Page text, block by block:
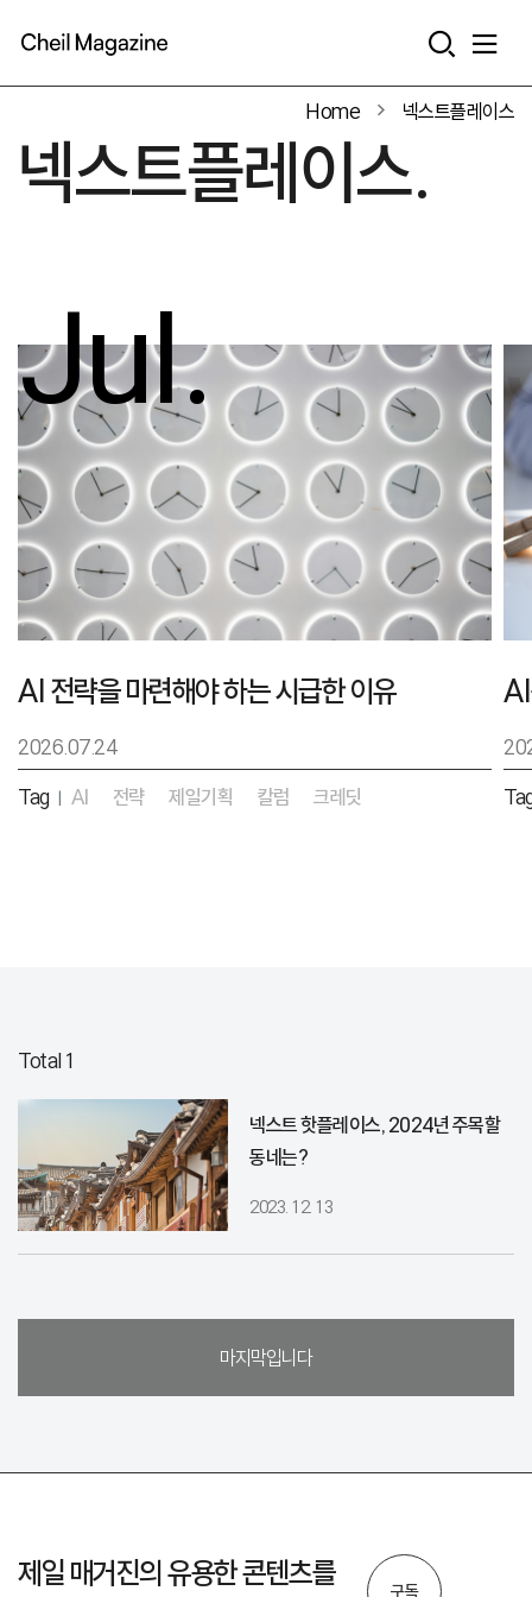
Home 넥스트플레이스
넥스트플레이스.
Jul.
AI 전략을 마련해야 하는 시급한 이유
2026.07.24
Tag | AI 전략 제일기획 칼럼 크레딧
Total 1
넥스트 핫플레이스, 2024년 주목할
동네는?
2023. 12. 13
마지막입니다
제일 매거진의 유용한 콘텐츠를
구독